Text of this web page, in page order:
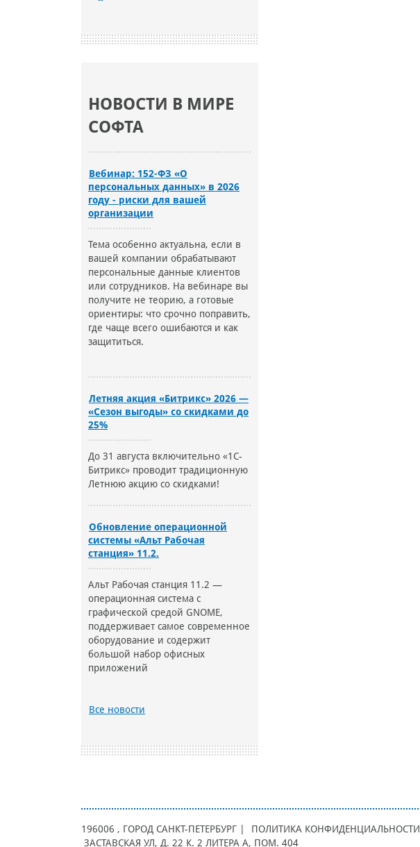
НОВОСТИ В МИРЕ
СОФТА
Вебинар: 152-ФЗ «О
персональных данных» в 2026
году - риски для вашей
организации
Тема особенно актуальна, если в
вашей компании обрабатывают
персональные данные клиентов
или сотрудников. На вебинаре вы
получите не теорию, а готовые
ориентиры: что срочно поправить,
где чаще всего ошибаются и как
защититься.
Летняя акция «Битрикс» 2026 —
«Сезон выгоды» со скидками до
25%
До 31 августа включительно «1С-
Битрикс» проводит традиционную
Летнюю акцию со скидками!
Обновление операционной
системы «Альт Рабочая
станция» 11.2.
Альт Рабочая станция 11.2 —
операционная система с
графической средой GNOME,
поддерживает самое современное
оборудование и содержит
большой набор офисных
приложений
Все новости
196006 , ГОРОД САНКТ-ПЕТЕРБУРГ | ПОЛИТИКА КОНФИДЕНЦИАЛЬНОСТИ
ЗАСТАВСКАЯ УЛ, Д. 22 К. 2 ЛИТЕРА А, ПОМ. 404